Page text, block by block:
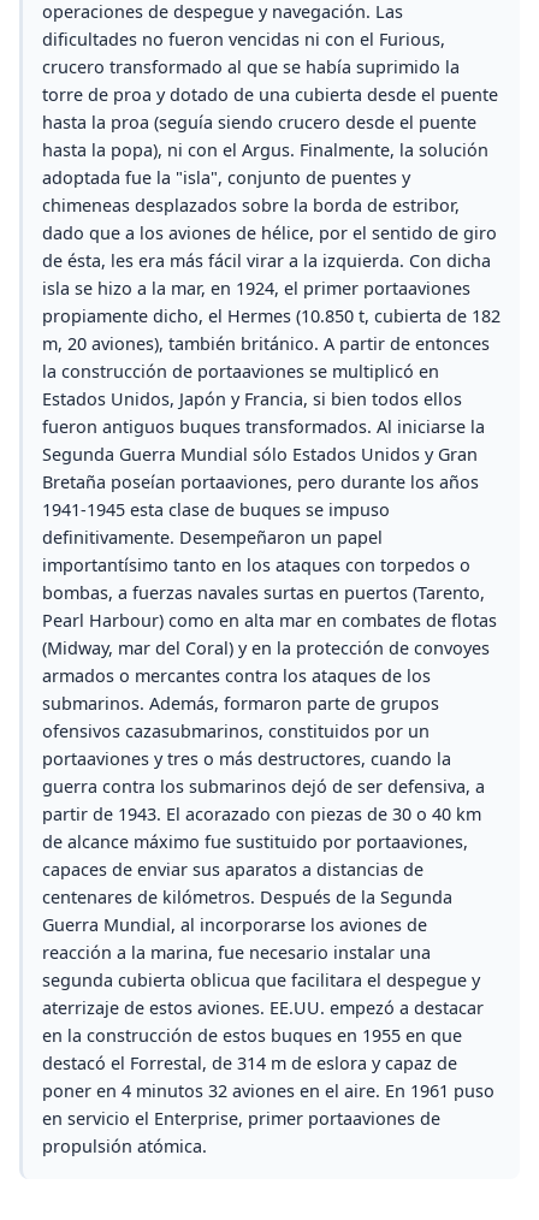
operaciones de despegue y navegación. Las
dificultades no fueron vencidas ni con el Furious,
crucero transformado al que se había suprimido la
torre de proa y dotado de una cubierta desde el puente
hasta la proa (seguía siendo crucero desde el puente
hasta la popa), ni con el Argus. Finalmente, la solución
adoptada fue la "isla", conjunto de puentes y
chimeneas desplazados sobre la borda de estribor,
dado que a los aviones de hélice, por el sentido de giro
de ésta, les era más fácil virar a la izquierda. Con dicha
isla se hizo a la mar, en 1924, el primer portaaviones
propiamente dicho, el Hermes (10.850 t, cubierta de 182
m, 20 aviones), también británico. A partir de entonces
la construcción de portaaviones se multiplicó en
Estados Unidos, Japón y Francia, si bien todos ellos
fueron antiguos buques transformados. Al iniciarse la
Segunda Guerra Mundial sólo Estados Unidos y Gran
Bretaña poseían portaaviones, pero durante los años
1941-1945 esta clase de buques se impuso
definitivamente. Desempeñaron un papel
importantísimo tanto en los ataques con torpedos o
bombas, a fuerzas navales surtas en puertos (Tarento,
Pearl Harbour) como en alta mar en combates de flotas
(Midway, mar del Coral) y en la protección de convoyes
armados o mercantes contra los ataques de los
submarinos. Además, formaron parte de grupos
ofensivos cazasubmarinos, constituidos por un
portaaviones y tres o más destructores, cuando la
guerra contra los submarinos dejó de ser defensiva, a
partir de 1943. El acorazado con piezas de 30 o 40 km
de alcance máximo fue sustituido por portaaviones,
capaces de enviar sus aparatos a distancias de
centenares de kilómetros. Después de la Segunda
Guerra Mundial, al incorporarse los aviones de
reacción a la marina, fue necesario instalar una
segunda cubierta oblicua que facilitara el despegue y
aterrizaje de estos aviones. EE.UU. empezó a destacar
en la construcción de estos buques en 1955 en que
destacó el Forrestal, de 314 m de eslora y capaz de
poner en 4 minutos 32 aviones en el aire. En 1961 puso
en servicio el Enterprise, primer portaaviones de
propulsión atómica.